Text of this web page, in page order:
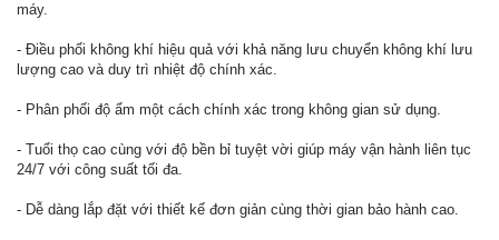
máy.
- Điều phối không khí hiệu quả với khả năng lưu chuyển không khí lưu
lượng cao và duy trì nhiệt độ chính xác.
- Phân phối độ ẩm một cách chính xác trong không gian sử dụng.
- Tuổi thọ cao cùng với độ bền bỉ tuyệt vời giúp máy vận hành liên tục
24/7 với công suất tối đa.
- Dễ dàng lắp đặt với thiết kế đơn giản cùng thời gian bảo hành cao.